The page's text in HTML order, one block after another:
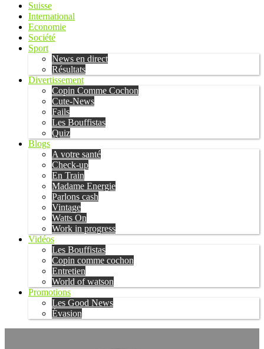
Suisse
International
Economie
Société
Sport
News en direct
Résultats
Divertissement
Copin Comme Cochon
Cute-News
Fails
Les Bouffistas
Quiz
Blogs
A votre santé
Check-up
En Train
Madame Energie
Parlons cash
Vintage
Watts On
Work in progress
Vidéos
Les Bouffistas
Copin comme cochon
Entretien
World of watson
Promotions
Les Good News
Évasion